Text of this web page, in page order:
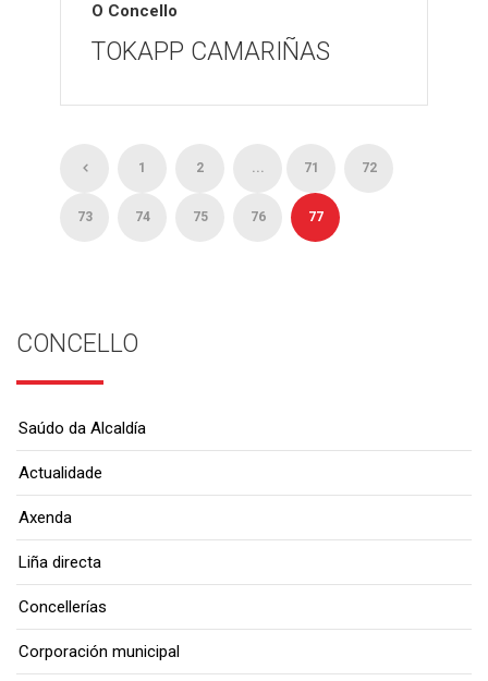
O Concello
TOKAPP CAMARIÑAS
1 2 ... 71 72
73 74 75 76 77
CONCELLO
Saúdo da Alcaldía
Actualidade
Axenda
Liña directa
Concellerías
Corporación municipal